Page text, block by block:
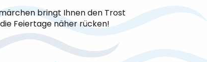
bringt Ihnen den Trost
Feiertage näher rücken!